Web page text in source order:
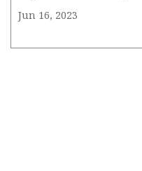
Jun 16, 2023